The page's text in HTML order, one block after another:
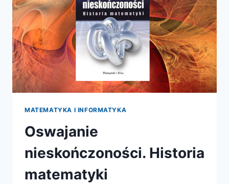
MATEMATYKA I INFORMATYKA
Oswajanie
nieskończoności. Historia
matematyki